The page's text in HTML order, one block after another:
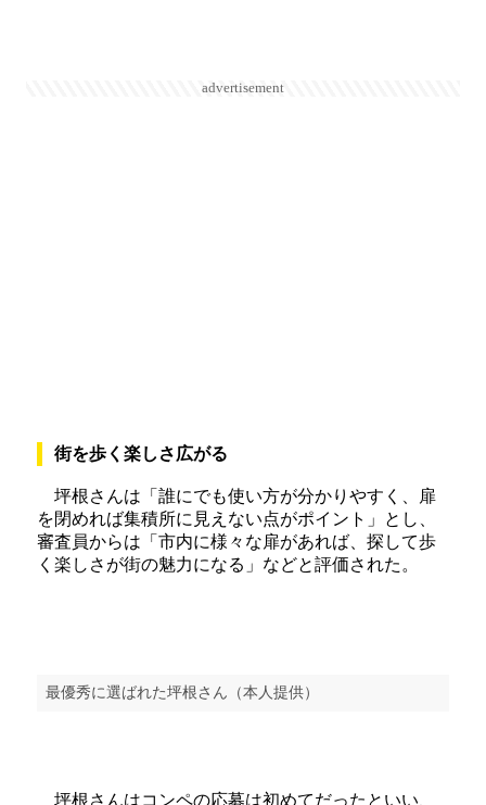
advertisement
街を歩く楽しさ広がる
坪根さんは「誰にでも使い方が分かりやすく、扉
を閉めれば集積所に見えない点がポイント」とし、
審査員からは「市内に様々な扉があれば、探して歩
く楽しさが街の魅力になる」などと評価された。
最優秀に選ばれた坪根さん（本人提供）
坪根さんはコンペの応募は初めてだったといい、